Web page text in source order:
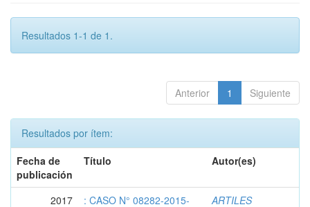
Resultados 1-1 de 1.
Anterior 1 Siguiente
Resultados por ítem:
Fecha de
publicación
Título Autor(es)
2017
: CASO N° 08282-2015-
ARTILES